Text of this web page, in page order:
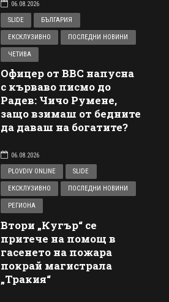
06.08.2026
SLIDE
БЪЛГАРИЯ
ЕКСКЛУЗИВНО ПОСЛЕДНИ НОВИНИ
ЧЕТИВА
Офицер от ВВС напусна
с кърваво писмо до
Радев: Чичо Румене,
защо взимаш от бедните
да даваш на богатите?
06.08.2026
PLOVDIV ONLINE
SLIDE
ЕКСКЛУЗИВНО ПОСЛЕДНИ НОВИНИ
РЕГИОНА
Втори „Кугър“ се
притече на помощ в
гасенето на пожара
покрай магистрала
„Тракия“